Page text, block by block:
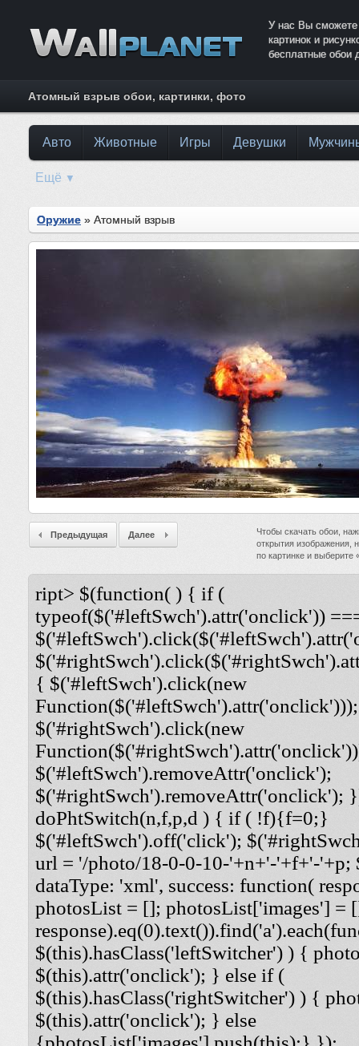
У нас Вы сможете
картинок и
бесплатные обои
Атомный взрыв обои, картинки, фото
Авто Животные Игры Девушки
Ещё ▼
Оружие » Атомный взрыв
Чтобы скачать обои,
открытия изображения,
по картинке и
Предыдущая Далее
ript> $(function( ) { if (
typeof($('#leftSwch').attr('onclick'))
{ $('#leftSwch').click(new
Function($('#leftSwch').attr('onclick')));
$('#rightSwch').click(new
$('#leftSwch').removeAttr('onclick');
$('#rightSwch').removeAttr('onclick');
doPhtSwitch(n,f,p,d ) { if ( !f){f=0;}
$('#leftSwch').off('click');
url = '/photo/18-0-0-10-'+n+'-'+f+'-'+p;
dataType: 'xml', success: function(
photosList = []; photosList['images'] =
$(this).hasClass('leftSwitcher') ) {
$(this).attr('onclick'); } else if (
$(this).hasClass('rightSwitcher') ) {
$(this).attr('onclick'); } else